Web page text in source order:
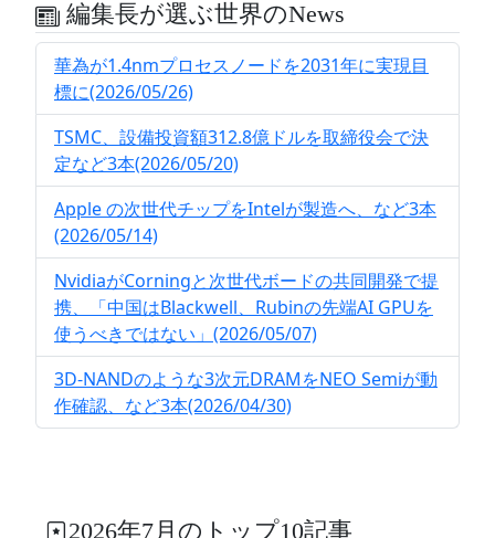
編集長が選ぶ世界のNews
華為が1.4nmプロセスノードを2031年に実現目
標に(2026/05/26)
TSMC、設備投資額312.8億ドルを取締役会で決
定など3本(2026/05/20)
Apple の次世代チップをIntelが製造へ、など3本
(2026/05/14)
NvidiaがCorningと次世代ボードの共同開発で提
携、「中国はBlackwell、Rubinの先端AI GPUを
使うべきではない」(2026/05/07)
3D-NANDのような3次元DRAMをNEO Semiが動
作確認、など3本(2026/04/30)
2026年7月のトップ10記事